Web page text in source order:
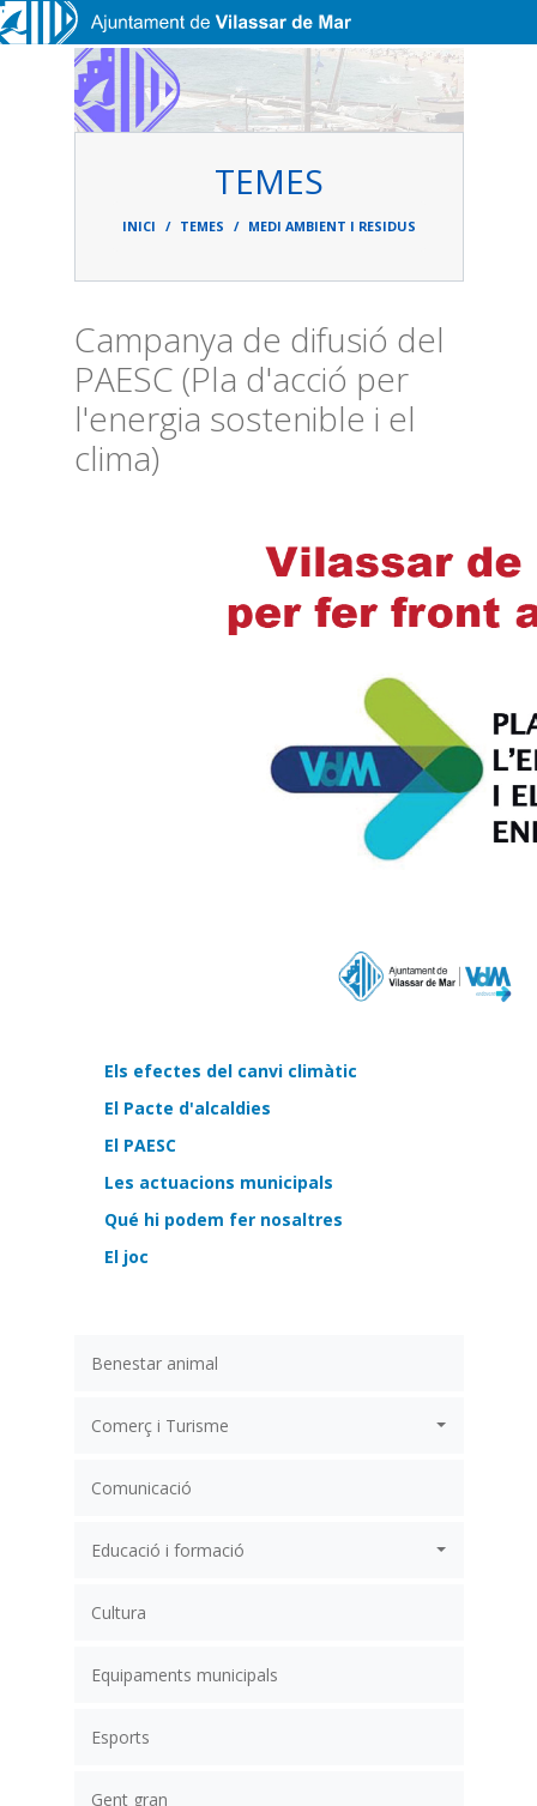
Vés al contingut
TEMES
Fild'ariadna
INICI TEMES MEDI AMBIENT I RESIDUS
Benestar animal
Comerç i Turisme
Comunicació
Educació i formació
Cultura
Equipaments municipals
Esports
Gent gran
Campanya de difusió del
PAESC (Pla d'acció per
l'energia sostenible i el
clima)
Els efectes del canvi climàtic
El Pacte d'alcaldies
El PAESC
Les actuacions municipals
Qué hi podem fer nosaltres
El joc